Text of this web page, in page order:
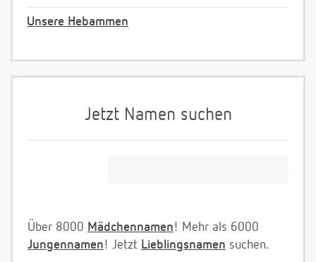
Unsere Hebammen
Jetzt Namen suchen
Über 8000 Mädchennamen! Mehr als 6000
Jungennamen! Jetzt Lieblingsnamen suchen.